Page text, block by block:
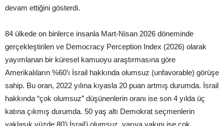
devam ettiğini gösterdi.
84 ülkede on binlerce insanla Mart-Nisan 2026 döneminde
gerçekleştirilen ve Democracy Perception Index (2026) olarak
yayımlanan bir küresel kamuoyu araştırmasına göre
Amerikalıların %60’ı İsrail hakkında olumsuz (unfavorable) görüşe
sahip. Bu oran, 2022 yılına kıyasla 20 puan artmış durumda. İsrail
hakkında “çok olumsuz” düşünenlerin oranı ise son 4 yılda üç
katına çıkmış durumda. 50 yaş altı Demokrat seçmenlerin
yaklaşık yüzde 80’i İsrail’i olumsuz, yarıya yakını ise çok